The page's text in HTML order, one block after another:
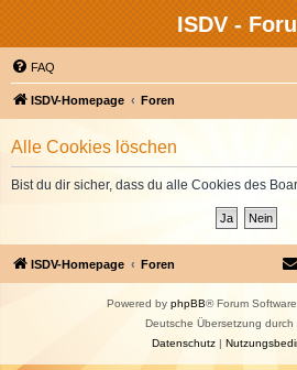
ISDV -
FAQ
ISDV-Homepage Foren
Alle Cookies löschen
Bist du dir sicher, dass du alle Cookies des
ISDV-Homepage Foren
Powered by phpBB® Forum
Deutsche Übersetzung durch
Datenschutz|